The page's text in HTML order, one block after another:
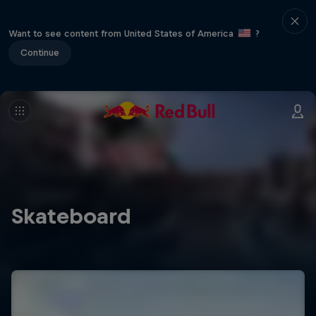
Want to see content from United States of America
?
Continue
Skateboard